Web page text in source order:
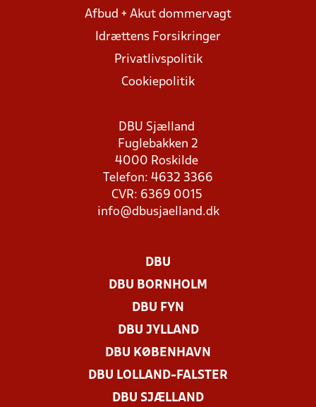
Afbud + Akut dommervagt
Idrættens Forsikringer
Privatlivspolitik
Cookiepolitik
DBU Sjælland
Fuglebakken 2
4000 Roskilde
Telefon: 4632 3366
CVR: 6369 0015
info@dbusjaelland.dk
DBU
DBU BORNHOLM
DBU FYN
DBU JYLLAND
DBU KØBENHAVN
DBU LOLLAND-FALSTER
DBU SJÆLLAND